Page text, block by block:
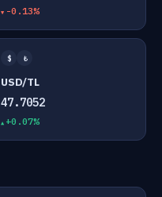
-0.13%
$ ₺
USD/TL
47.7052
+0.07%